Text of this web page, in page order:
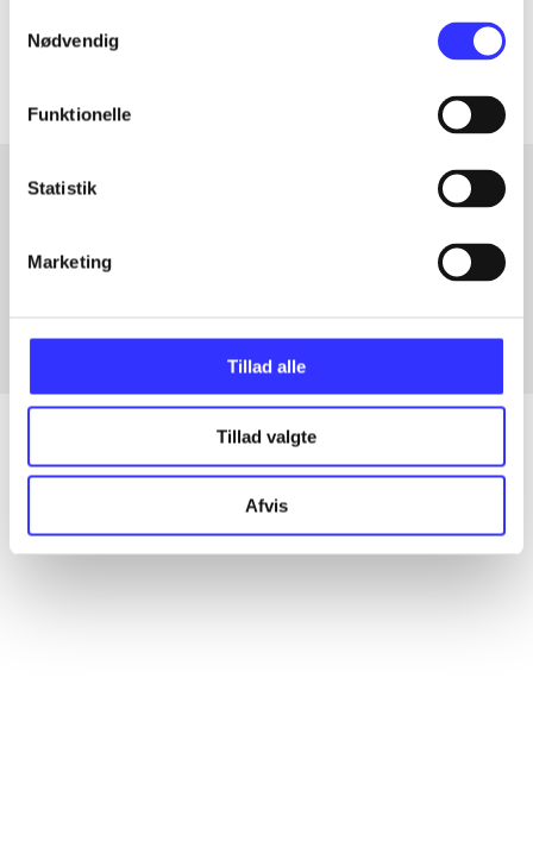
Nødvendig
Funktionelle
Statistik
Marketing
Tillad alle
Tillad valgte
Afvis
Artiklerne i
Fra
Alle registrerede artikler fordelt på udgivelser